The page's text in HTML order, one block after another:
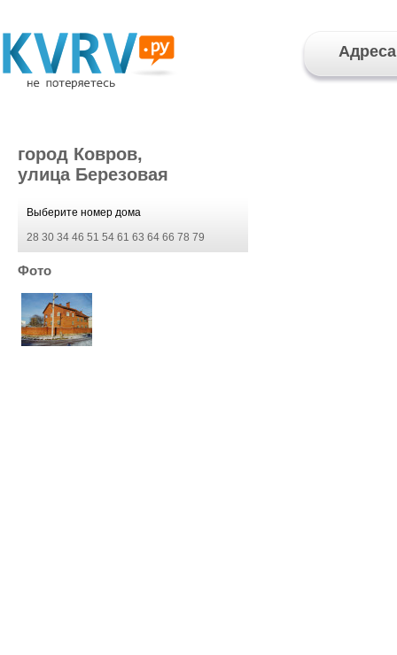
Адреса
город Ковров,
улица Березовая
Выберите номер дома
28 30 34 46 51 54 61 63 64 66 78 79
Фото